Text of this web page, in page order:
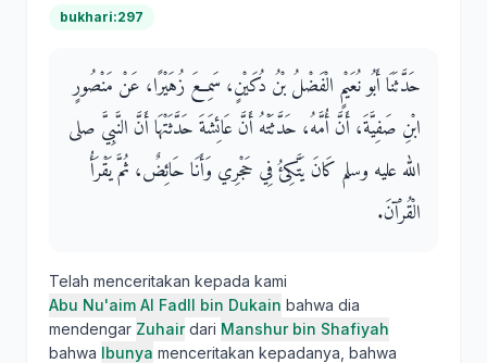
bukhari:297
حَدَّثَنَا أَبُو نُعَيْمٍ الْفَضْلُ بْنُ دُكَيْنٍ، سَمِعَ زُهَيْرًا، عَنْ مَنْصُورٍ
ابْنِ صَفِيَّةَ، أَنَّ أُمَّهُ، حَدَّثَتْهُ أَنَّ عَائِشَةَ حَدَّثَتْهَا أَنَّ النَّبِيَّ صلى
الله عليه وسلم كَانَ يَتَّكِئُ فِي حَجْرِي وَأَنَا حَائِضٌ، ثُمَّ يَقْرَأُ
الْقُرْآنَ‏.‏
Telah menceritakan kepada kami
Abu Nu'aim Al Fadll bin Dukain bahwa dia
mendengar Zuhairdari Manshur bin Shafiyah
bahwa Ibunya menceritakan kepadanya, bahwa